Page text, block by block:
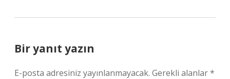
Bir yanıt yazın
E-posta adresiniz yayınlanmayacak. Gerekli alanlar*